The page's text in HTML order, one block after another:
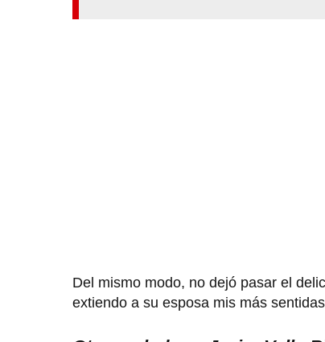
Del mismo modo, no dejó pasar el
extiendo a su esposa mis más